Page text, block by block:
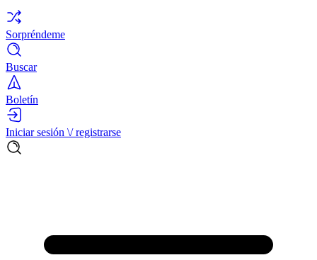
Sorpréndeme
Buscar
Boletín
Iniciar sesión \/ registrarse